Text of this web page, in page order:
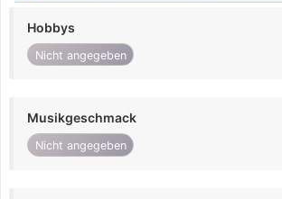
Hobbys
Nicht angegeben
Musikgeschmack
Nicht angegeben